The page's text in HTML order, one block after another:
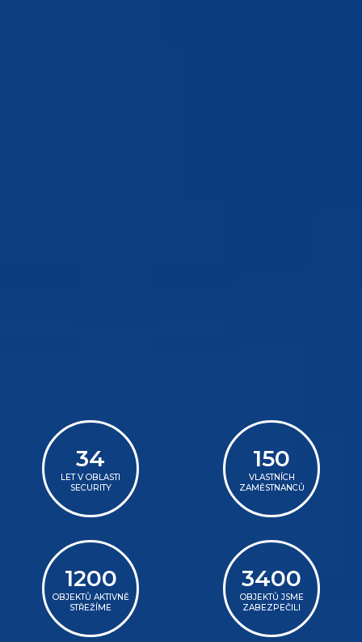
34
LET V OBLASTI
SECURITY
150
VLASTNÍCH
ZAMĚSTNANCŮ
1200
OBJEKTŮ AKTIVNĚ
STŘEŽÍME
3400
OBJEKTŮ JSME
ZABEZPEČILI